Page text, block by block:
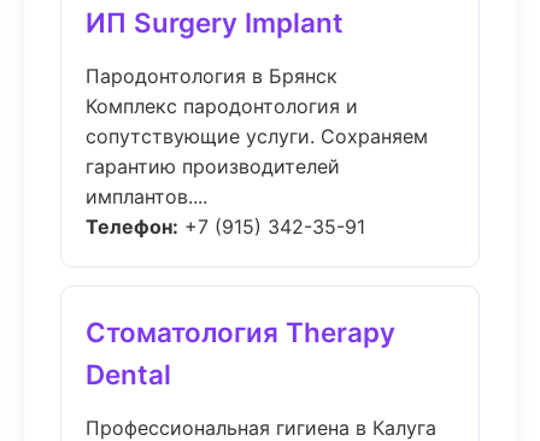
ИП Surgery Implant
Пародонтология в Брянск
Комплекс пародонтология и
сопутствующие услуги. Сохраняем
гарантию производителей
имплантов....
Телефон: +7 (915) 342-35-91
Стоматология Therapy
Dental
Профессиональная гигиена в Калуга